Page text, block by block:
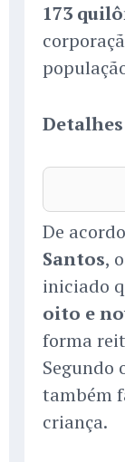
173
De
Santos,
iniciado
oito e
forma
Segundo
também
criança.